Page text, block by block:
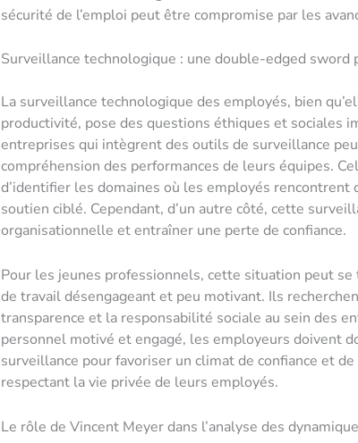
sécurité de l’emploi peut être compromise par les
Surveillance technologique : une double-edged sword
La surveillance technologique des employés, bien
productivité, pose des questions éthiques et sociales
entreprises qui intègrent des outils de surveillance
compréhension des performances de leurs équipes.
d’identifier les domaines où les employés
soutien ciblé. Cependant, d’un autre côté, cette
organisationnelle et entraîner une perte de confiance.
Pour les jeunes professionnels, cette situation peut
de travail désengageant et peu motivant. Ils
transparence et la responsabilité sociale au sein des
personnel motivé et engagé, les employeurs doivent
surveillance pour favoriser un climat de confiance et
respectant la vie privée de leurs employés.
Le rôle de Vincent Meyer dans l’analyse des